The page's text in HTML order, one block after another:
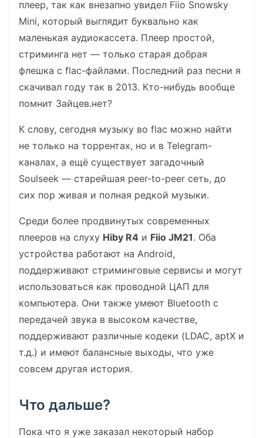
плеер, так как внезапно увидел Fiio Snowsky
Mini, который выглядит буквально как
маленькая аудиокассета. Плеер простой,
стриминга нет — только старая добрая
флешка с flac-файлами. Последний раз песни я
скачивал году так в 2013. Кто-нибудь вообще
помнит Зайцев.нет?
К слову, сегодня музыку во flac можно найти
не только на торрентах, но и в Telegram-
каналах, а ещё существует загадочный
Soulseek — старейшая peer-to-peer сеть, до
сих пор живая и полная редкой музыки.
Среди более продвинутых современных
плееров на слуху Hiby R4 и Fiio JM21. Оба
устройства работают на Android,
поддерживают стриминговые сервисы и могут
использоваться как проводной ЦАП для
компьютера. Они также умеют Bluetooth с
передачей звука в высоком качестве,
поддерживают различные кодеки (LDAC, aptX и
т.д.) и имеют балансные выходы, что уже
совсем другая история.
Что дальше?
Пока что я уже заказал некоторый набор